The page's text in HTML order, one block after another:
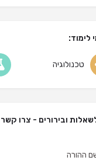
לימוד:
טכנולוגיה
ובירורים - צרו
ההורה